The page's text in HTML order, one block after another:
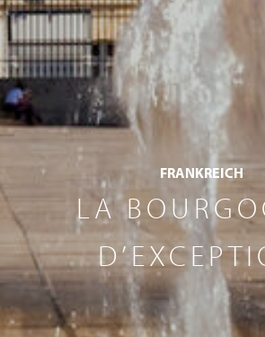
FRANKREICH
LA